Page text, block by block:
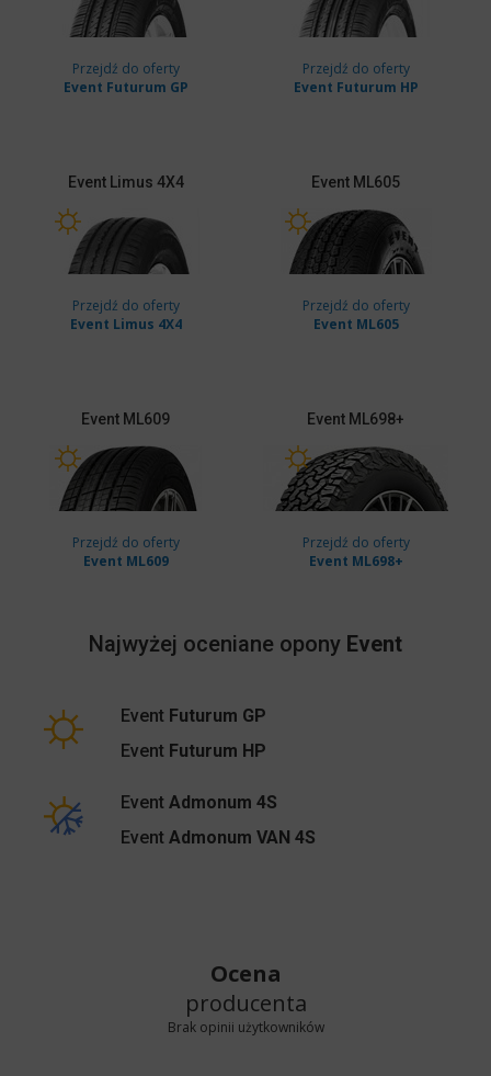
Przejdź do oferty
Event Futurum GP
Przejdź do oferty
Event Futurum HP
EventLimus 4X4
Przejdź do oferty
Event Limus 4X4
Event ML605
Przejdź do oferty
Event ML605
Event ML609
Przejdź do oferty
Event ML609
Event ML698+
Przejdź do oferty
Event ML698+
Najwyżej oceniane opony Event
Event Futurum GP
Event Futurum HP
Event Admonum 4S
Event Admonum VAN 4S
Ocena
producenta
Brak opinii użytkowników